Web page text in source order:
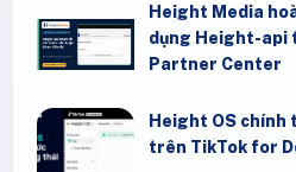
Height Media
dụng Height-api
Partner Center
Height OS
trên TikTok for